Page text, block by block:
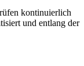
kontinuierlich
und entlang der